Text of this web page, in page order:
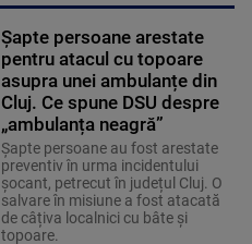
Șapte persoane arestate
pentru atacul cu topoare
asupra unei ambulanțe din
Cluj. Ce spune DSU despre
„ambulanța neagră”
Șapte persoane au fost arestate
preventiv în urma incidentului
șocant, petrecut în județul Cluj. O
salvare în misiune a fost atacată
de câțiva localnici cu bâte și
topoare.